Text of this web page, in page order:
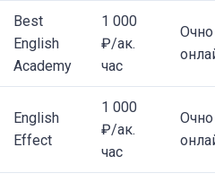
Best
English
Academy
1 000
₽/ак.
час
English
Effect
1 000
₽/ак.
час